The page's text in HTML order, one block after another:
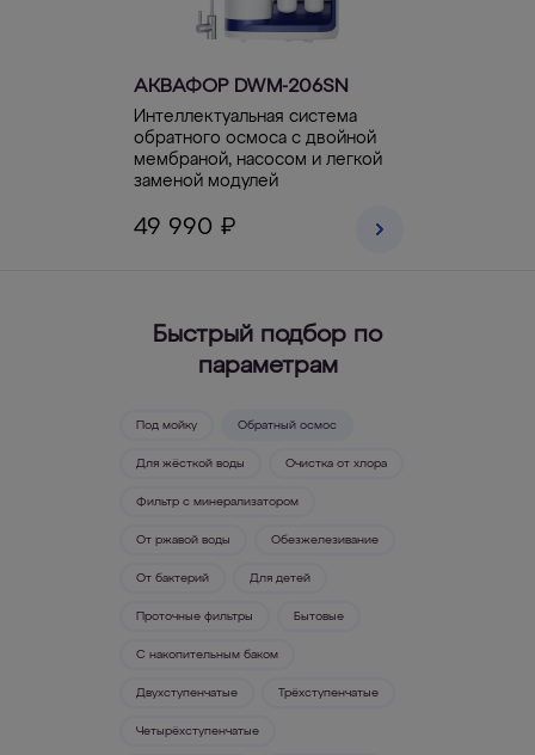
АКВАФОР DWM-206SN
Интеллектуальная система
обратного осмоса с двойной
мембраной, насосом и легкой
заменой модулей
49 990 ₽
Быстрый подбор по
параметрам
Под мойку Обратный осмос
Для жёсткой воды Очистка от хлора
Фильтр с минерализатором
От ржавой воды Обезжелезивание
От бактерий Для детей
Проточные фильтры Бытовые
С накопительным баком
Двухступенчатые Трёхступенчатые
Четырёхступенчатые